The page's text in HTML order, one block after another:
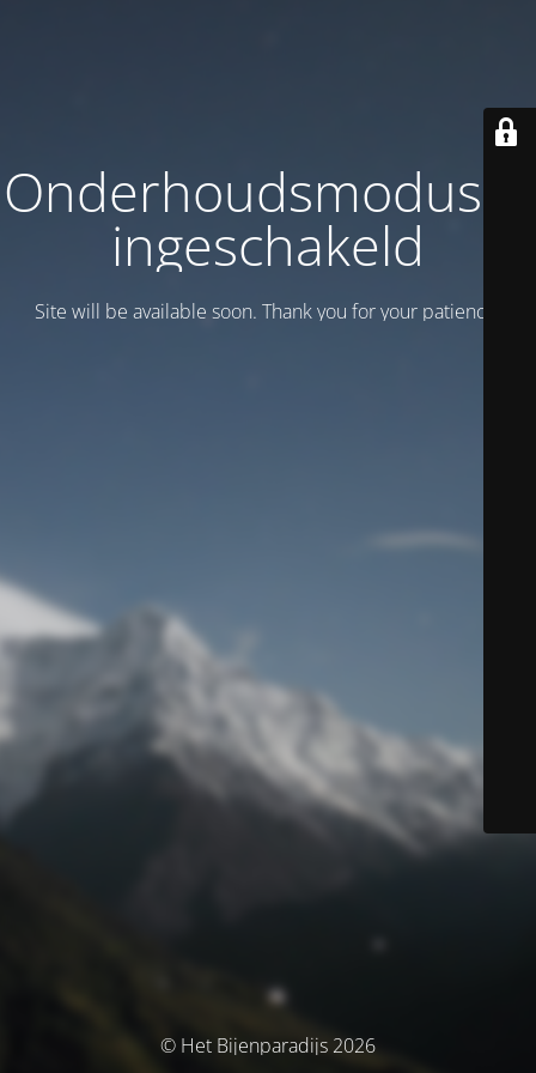
Onderhoudsmodus is
ingeschakeld
Site will be available soon. Thank you for your patience!
© Het Bijenparadijs 2026